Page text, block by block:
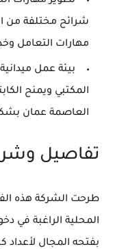
شرائح مختلفة من
مهارات التعامل
بيئة عمل
المكتبي ويمنح
العاصمة عمان
تفاصيل
طرحت الشركة هذه
المحلية الراغبة في
بفتحه المجال